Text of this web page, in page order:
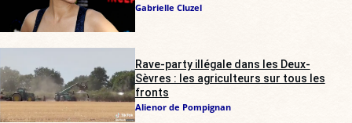
Gabrielle Cluzel
Rave-party illégale dans les Deux-
Sèvres : les agriculteurs sur tous les
fronts
Alienor de Pompignan